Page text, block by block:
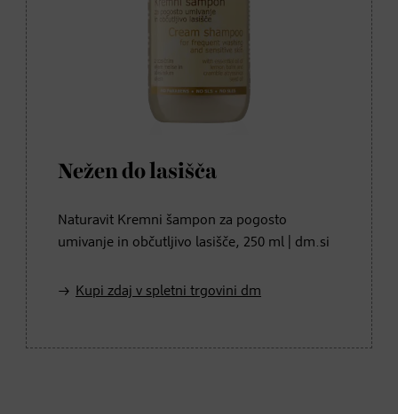
Nežen do lasišča
Naturavit Kremni šampon za pogosto
umivanje in občutljivo lasišče, 250 ml | dm.si
Kupi zdaj v spletni trgovini dm